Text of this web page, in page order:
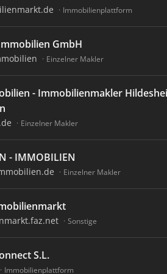
Immobilienplattform
GmbH
Einzelner Makler
- Immobilienmakler
Einzelner Makler
- IMMOBILIEN
Einzelner Makler
Sonstige
S.L.
Immobilienplattform